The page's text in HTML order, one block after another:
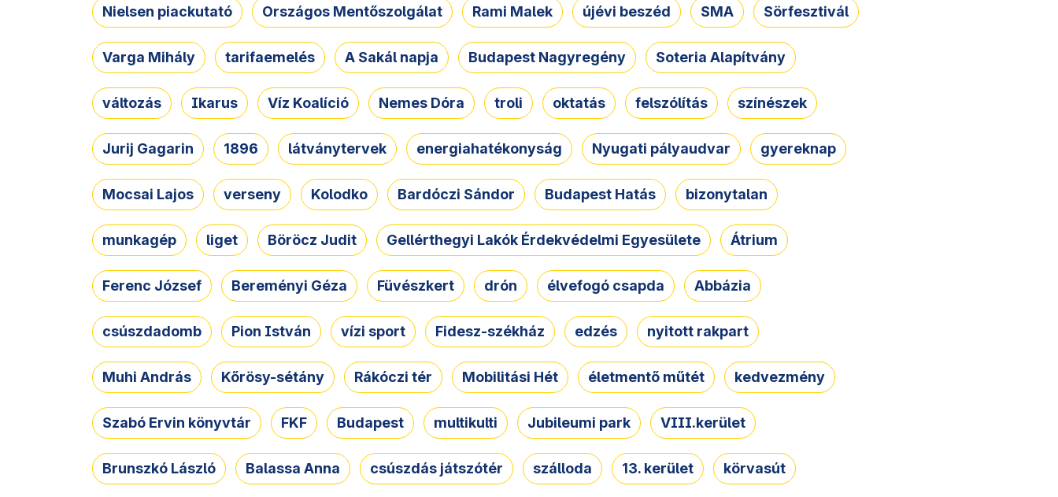
Nielsen piackutató Országos Mentőszolgálat Rami Malek újévi beszéd SMA Sörfesztivál
Varga Mihály tarifaemelés A Sakál napja Budapest Nagyregény Soteria Alapítvány
változás Ikarus Víz Koalíció Nemes Dóra troli oktatás felszólítás színészek
Jurij Gagarin 1896 látványtervek energiahatékonyság Nyugati pályaudvar gyereknap
Mocsai Lajos verseny Kolodko Bardóczi Sándor Budapest Hatás bizonytalan
munkagép liget Böröcz Judit Gellérthegyi Lakók Érdekvédelmi Egyesülete Átrium
Ferenc József Bereményi Géza Füvészkert drón élvefogó csapda Abbázia
csúszdadomb Pion István vízi sport Fidesz-székház edzés nyitott rakpart
Muhi András Kőrösy-sétány Rákóczi tér Mobilitási Hét életmentő műtét kedvezmény
Szabó Ervin könyvtár FKF Budapest multikulti Jubileumi park VIII.kerület
Brunszkó László Balassa Anna csúszdás játszótér szálloda 13. kerület körvasút